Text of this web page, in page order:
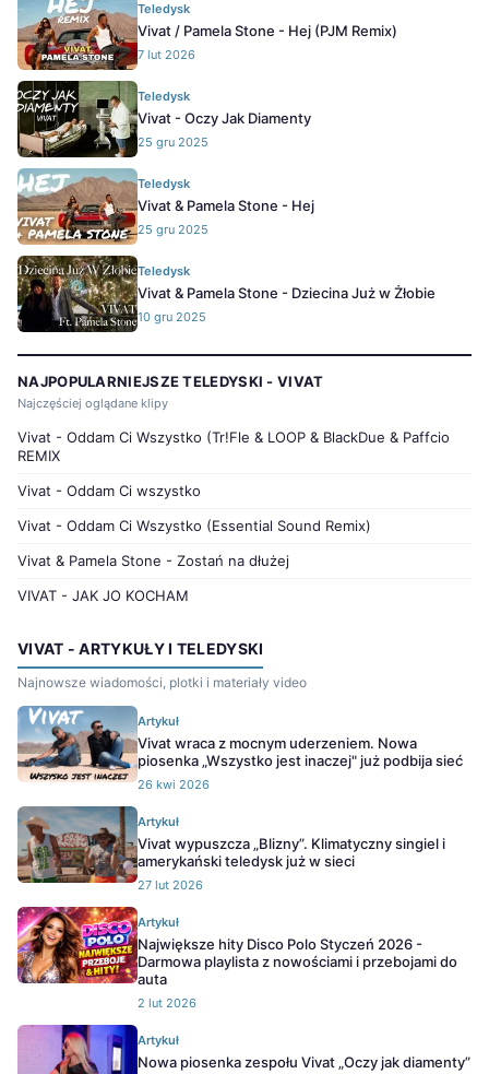
Teledysk
Vivat / Pamela Stone - Hej (PJM Remix)
7 lut 2026
Teledysk
Vivat - Oczy Jak Diamenty
25 gru 2025
Teledysk
Vivat & Pamela Stone - Hej
25 gru 2025
Teledysk
Vivat & Pamela Stone - Dziecina Już w Żłobie
10 gru 2025
NAJPOPULARNIEJSZE TELEDYSKI - VIVAT
Najczęściej oglądane klipy
Vivat - Oddam Ci Wszystko (Tr!Fle & LOOP & BlackDue & Paffcio
REMIX
Vivat - Oddam Ci wszystko
Vivat - Oddam Ci Wszystko (Essential Sound Remix)
Vivat & Pamela Stone - Zostań na dłużej
VIVAT - JAK JO KOCHAM
VIVAT - ARTYKUŁY I TELEDYSKI
Najnowsze wiadomości, plotki i materiały video
Artykuł
Vivat wraca z mocnym uderzeniem. Nowa
piosenka „Wszystko jest inaczej" już podbija sieć
26 kwi 2026
Artykuł
Vivat wypuszcza „Blizny”. Klimatyczny singiel i
amerykański teledysk już w sieci
27 lut 2026
Artykuł
Największe hity Disco Polo Styczeń 2026 -
Darmowa playlista z nowościami i przebojami do
auta
2 lut 2026
Artykuł
Nowa piosenka zespołu Vivat „Oczy jak diamenty”